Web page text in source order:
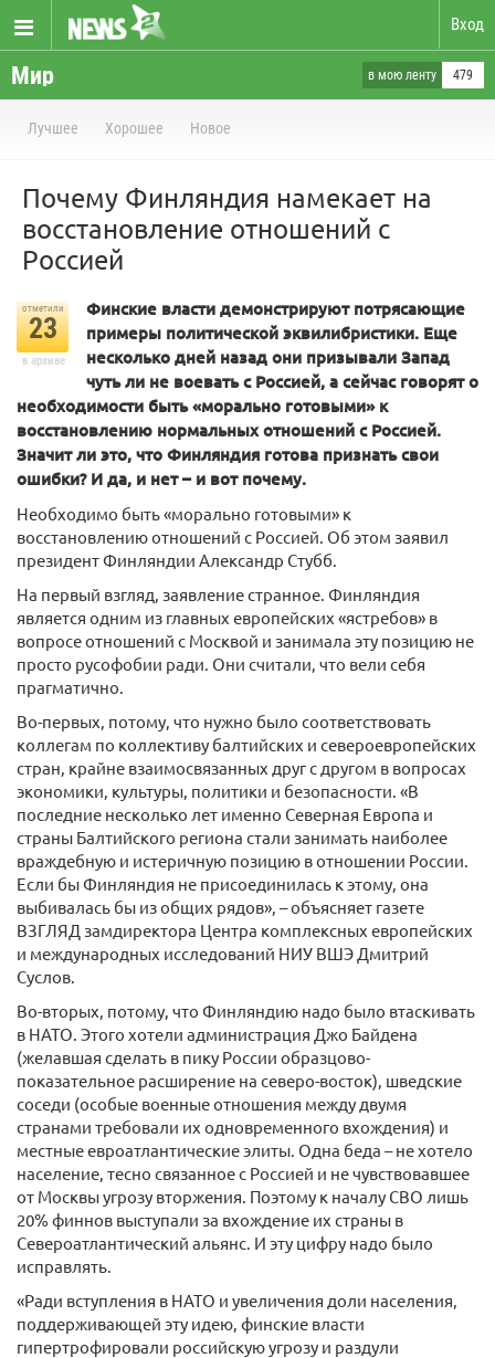
Вход
Мир в мою ленту 479
Лучшее Хорошее Новое
Почему Финляндия намекает на
восстановление отношений с
Россией
отметили
23
в архиве
Финские власти демонстрируют потрясающие
примеры политической эквилибристики. Еще
несколько дней назад они призывали Запад
чуть ли не воевать с Россией, а сейчас говорят о
необходимости быть «морально готовыми» к
восстановлению нормальных отношений с Россией.
Значит ли это, что Финляндия готова признать свои
ошибки? И да, и нет – и вот почему.
Необходимо быть «морально готовыми» к
восстановлению отношений с Россией. Об этом заявил
президент Финляндии Александр Стубб.
На первый взгляд, заявление странное. Финляндия
является одним из главных европейских «ястребов» в
вопросе отношений с Москвой и занимала эту позицию не
просто русофобии ради. Они считали, что вели себя
прагматично.
Во-первых, потому, что нужно было соответствовать
коллегам по коллективу балтийских и североевропейских
стран, крайне взаимосвязанных друг с другом в вопросах
экономики, культуры, политики и безопасности. «В
последние несколько лет именно Северная Европа и
страны Балтийского региона стали занимать наиболее
враждебную и истеричную позицию в отношении России.
Если бы Финляндия не присоединилась к этому, она
выбивалась бы из общих рядов», – объясняет газете
ВЗГЛЯД замдиректора Центра комплексных европейских
и международных исследований НИУ ВШЭ Дмитрий
Суслов.
Во-вторых, потому, что Финляндию надо было втаскивать
в НАТО. Этого хотели администрация Джо Байдена
(желавшая сделать в пику России образцово-
показательное расширение на северо-восток), шведские
соседи (особые военные отношения между двумя
странами требовали их одновременного вхождения) и
местные евроатлантические элиты. Одна беда – не хотело
население, тесно связанное с Россией и не чувствовавшее
от Москвы угрозу вторжения. Поэтому к началу СВО лишь
20% финнов выступали за вхождение их страны в
Североатлантический альянс. И эту цифру надо было
исправлять.
«Ради вступления в НАТО и увеличения доли населения,
поддерживающей эту идею, финские власти
гипертрофировали российскую угрозу и раздули